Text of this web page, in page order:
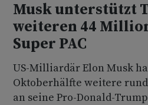
Musk unterstützt
weiteren 44
Super PAC
US-Milliardär Elon Musk
Oktoberhälfte weitere
an seine Pro-Donald-